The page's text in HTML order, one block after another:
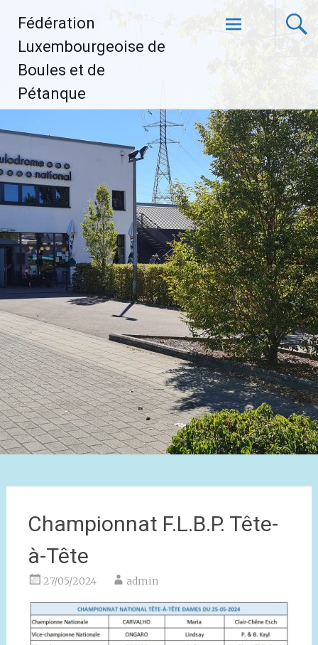
contenu
Fédération
Luxembourgeoise de
Boules et de
Pétanque
Championnat F.L.B.P. Tête-
à-Tête
27/05/2024 admin